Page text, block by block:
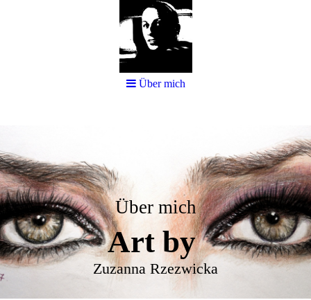
Über mich
Art by
Zuzanna Rzezwicka
Über mich